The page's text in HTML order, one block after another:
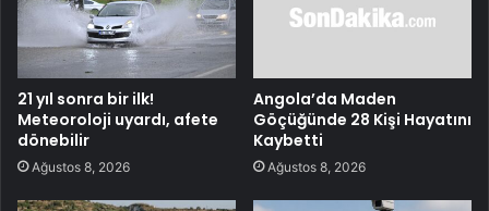
21 yıl sonra bir ilk!
Meteoroloji uyardı, afete
dönebilir
Ağustos 8, 2026
Angola’da Maden
Göçüğünde 28 Kişi Hayatını
Kaybetti
Ağustos 8, 2026